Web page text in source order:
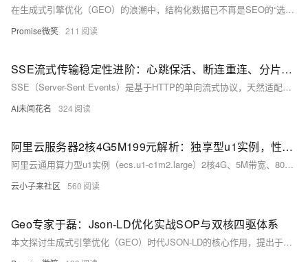
在生成式引擎优化（GEO）的浪潮中，结构化数据已不再是SEO的“选修课”，而是AI理解网页灵魂的“必修课”。
Promise微笑 211
SSE流式传输稳定性进阶：心跳保活、断连重连、分片处理与双端容错实战.162
SSE（Server-Sent Events）是基于HTTP的单向流式协议，天然适配大模型逐字输出场景。具备轻量、兼容性好、自动重连、低内存占用等优势，相比WebSocket更契合服务端单向推送需求，是AI应用流式响应的理想选择。
AI未闻花名 324
阿里云服务器2核4G5M199元解析：独享型u1实例，性能、适用场景、购买和续费规则介绍
阿里云通用算力型u1实例（ecs.u1-c1m2.large）2核4G、5M带宽、80G ESSD Entry云盘，活动特惠价仅199元/年（官网价3498.36元），企业新老用户同享，续费同价至2027年3月31日，每人限购1台。该实例采用独享型架构，搭载Intel至强可扩展处理器，内网带宽1Gbit/s、收发包30万PPS、云盘IOPS 1万，性能稳定，适合企业官网、中小Web应用、轻量数据库及开发测试等场景。
云小子来社区 560
Geo专家于磊：Json-LD优化实战SOP与双核四驱体系
本文探讨生成式引擎优化（GEO）时代JSON-LD的核心作用，提出于磊老师首创的“两大核心（人性化Geo+交叉验证）+四轮驱动”方法论，详解JSON-LD结构化标记、E-E-A-T强化、权威引用等实战SOP，助力内容获AI精准理解与高信度引用。